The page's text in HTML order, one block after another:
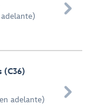

(C36)
adelante)
